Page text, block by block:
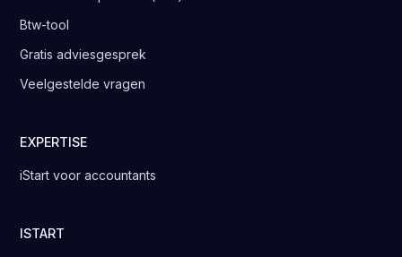
Btw-tool
Gratis adviesgesprek
Veelgestelde vragen
EXPERTISE
iStart voor accountants
ISTART